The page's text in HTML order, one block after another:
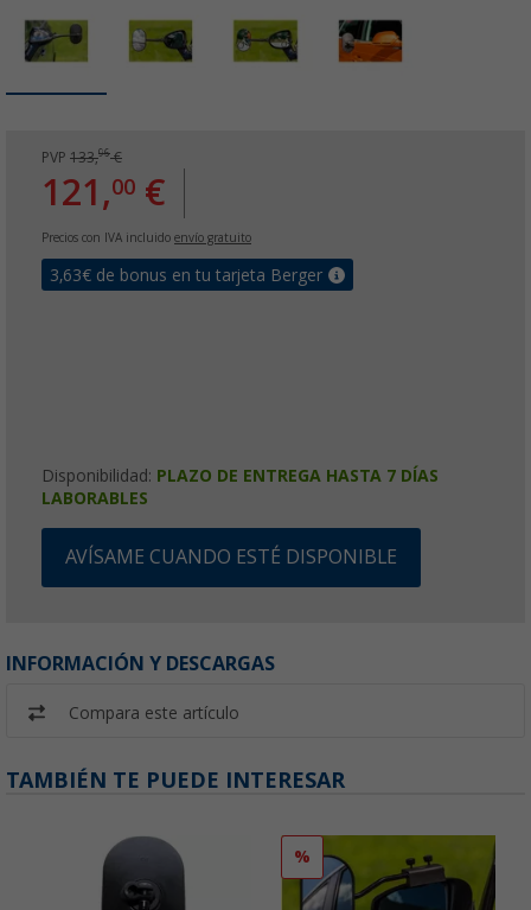
PVP 133,96€
121,00 €
Precios con IVA incluido envío gratuito
3,63€ de bonus en tu tarjeta Berger
Disponibilidad: PLAZO DE ENTREGA HASTA 7 DÍAS
LABORABLES
AVÍSAME CUANDO ESTÉ DISPONIBLE
INFORMACIÓN Y DESCARGAS
Compara este artículo
TAMBIÉN TE PUEDE INTERESAR
%